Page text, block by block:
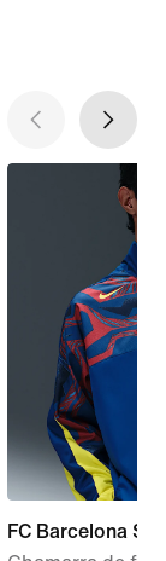
FC Barcelona